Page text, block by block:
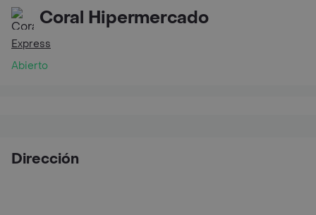
Coral Hipermercado
Express
Abierto
Dirección